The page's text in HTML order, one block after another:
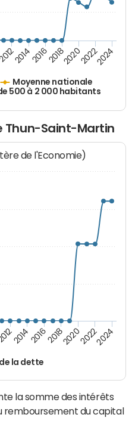
Moyenne nationale
500 à 2 000 habitants
201420162018202020222024
Thun-Saint-Martin
de l'Economie)
la dette
201420162018202020222024
la somme des intérêts
du capital